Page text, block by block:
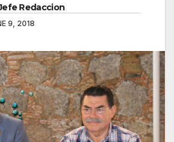
Redaccion
9, 2018